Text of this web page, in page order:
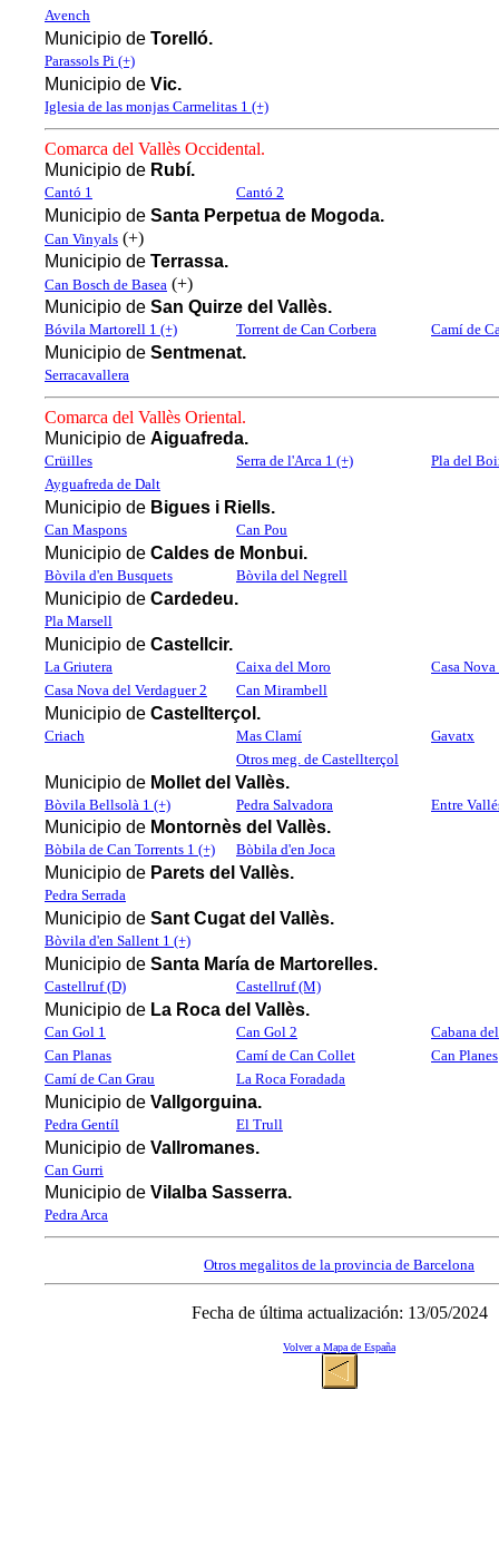
Avench
Municipio de Torelló.
Parassols Pi (+)
Municipio de Vic.
Iglesia de las monjas Carmelitas 1 (+)
Comarca del Vallès Occidental.
Municipio de Rubí.
Cantó 1 Cantó 2
Municipio de Santa Perpetua de Mogoda.
Can Vinyals (+)
Municipio de Terrassa.
Can Bosch de Basea (+)
Municipio de San Quirze del Vallès.
Bóvila Martorell 1 (+) Torrent de Can Corbera Camí de
Municipio de Sentmenat.
Serracavallera
Comarca del Vallès Oriental.
Municipio de Aiguafreda.
Crüilles Serra de l'Arca 1 (+)
Pla del
Ayguafreda de Dalt
Municipio de Bigues i Riells.
Can Maspons Can Pou
Municipio de Caldes de Monbui.
Bòvila d'en Busquets Bòvila del Negrell
Municipio de Cardedeu.
Pla Marsell
Municipio de Castellcir.
La Griutera Caixa del Moro
Casa
Casa Nova del Verdaguer 2
Can Mirambell
Municipio de Castellterçol.
Criach Mas Clamí
Gavatx
Otros meg. de Castellterçol
Municipio de Mollet del Vallès.
Bòvila Bellsolà 1 (+) Pedra Salvadora Entre
Municipio de Montornès del Vallès.
Bòbila de Can Torrents 1 (+) Bòbila d'en Joca
Municipio de Parets del Vallès.
Pedra Serrada
Municipio de Sant Cugat del Vallès.
Bòvila d'en Sallent 1 (+)
Municipio de Santa María de Martorelles.
Castellruf (D) Castellruf (M)
Municipio de La Roca del Vallès.
Can Gol 1 Can Gol 2
Cabana
Can Planas
Camí de Can Collet
Can Planes
Camí de Can Grau
La Roca Foradada
Municipio de Vallgorguina.
Pedra Gentíl El Trull
Municipio de Vallromanes.
Can Gurri
Municipio de Vilalba Sasserra.
Pedra Arca
Otros megalitos de la provincia de Barcelona
Fecha de última actualización: 13/05/2024
Volver a Mapa de España